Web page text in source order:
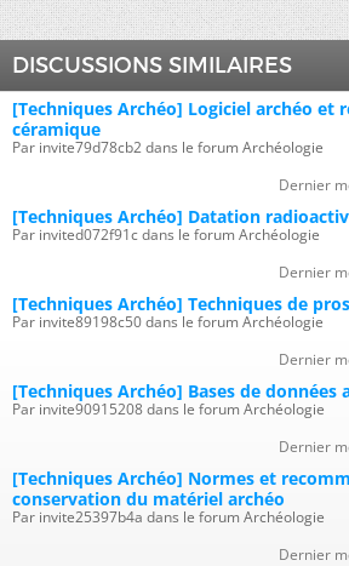
DISCUSSIONS SIMILAIRES
[Techniques Archéo] Logiciel archéo et
céramique
Par invite79d78cb2 dans le forum Archéologie
Dernier
[Techniques Archéo] Datation
Par invited072f91c dans le forum Archéologie
Dernier
[Techniques Archéo] Techniques de
Par invite89198c50 dans le forum Archéologie
Dernier
[Techniques Archéo] Bases de données
Par invite90915208 dans le forum Archéologie
Dernier
[Techniques Archéo] Normes et
conservation du matériel archéo
Par invite25397b4a dans le forum Archéologie
Dernier